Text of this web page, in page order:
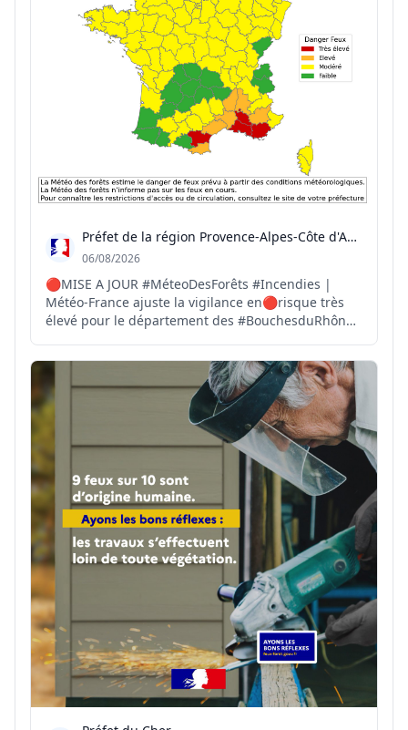
Préfet de la région Provence-Alpes-Côte d'Azur
06/08/2026
🔴MISE A JOUR #MéteoDesForêts #Incendies |
Météo-France ajuste la vigilance en🔴risque très
élevé pour le département des #BouchesduRhône.
#BouchesduRhône sont fermés. 🚫l'accès, la
présence, la circulation et les travaux y sont
interdits. 🆘 En cas de départ d...